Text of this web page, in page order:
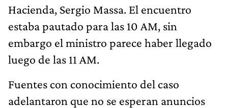
Hacienda, Sergio Massa. El encuentro
estaba pautado para las 10 AM, sin
embargo el ministro parece haber llegado
luego de las 11 AM.
Fuentes con conocimiento del caso
adelantaron que no se esperan anuncios